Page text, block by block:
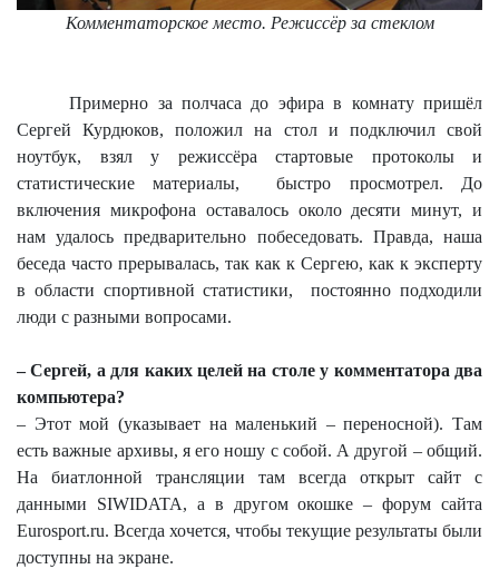
Комментаторское место. Режиссёр за стеклом
Примерно за полчаса до эфира в комнату пришёл
Сергей Курдюков, положил на стол и подключил свой
ноутбук, взял у режиссёра стартовые протоколы и
статистические материалы,
быстро просмотрел. До
включения микрофона оставалось около десяти минут, и
нам удалось предварительно побеседовать. Правда, наша
беседа часто прерывалась, так как к Сергею, как к эксперту
в области спортивной статистики,
постоянно подходили
люди с разными вопросами.
– Сергей, а для каких целей на столе у комментатора два
компьютера?
– Этот мой (указывает на маленький – переносной). Там
есть важные архивы, я его ношу с собой. А другой – общий.
На биатлонной трансляции там всегда открыт сайт с
данными SIWIDATA, а в другом окошке – форум сайта
Eurosport.ru. Всегда хочется, чтобы текущие результаты были
доступны на экране.